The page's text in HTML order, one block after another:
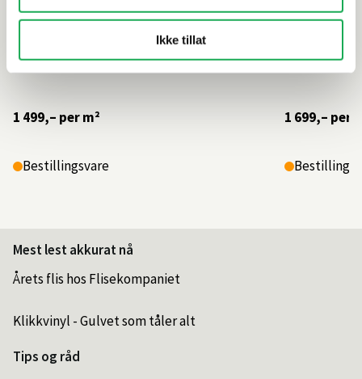
Ikke tillat
1 499,– per m²
Bestillingsvare
1 699,– per
Mest lest akkurat nå
Årets flis hos Flisekompaniet
Klikkvinyl - Gulvet som tåler alt
Tips og råd